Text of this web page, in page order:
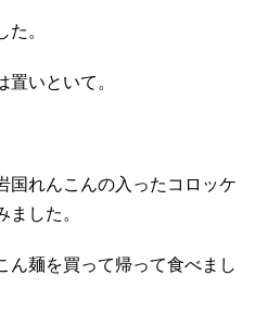
。
いといて。
国れんこんの入ったコロッケ
した。
ん麺を買って帰って食べまし